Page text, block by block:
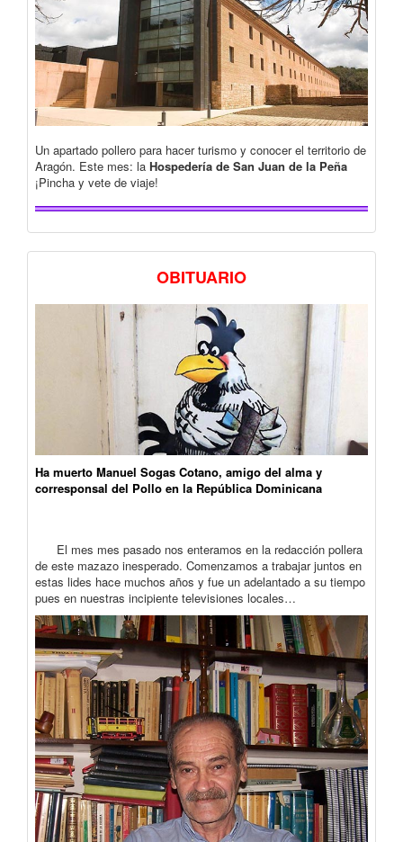
Un apartado pollero para hacer turismo y conocer el territorio de
Aragón. Este mes: la Hospedería de San Juan de la Peña
¡Pincha y vete de viaje!
OBITUARIO
Ha muerto Manuel Sogas Cotano, amigo del alma y
corresponsal del Pollo en la República Dominicana
El mes mes pasado nos enteramos en la redacción pollera
de este mazazo inesperado. Comenzamos a trabajar juntos en
estas lides hace muchos años y fue un adelantado a su tiempo
pues en nuestras incipiente televisiones locales…